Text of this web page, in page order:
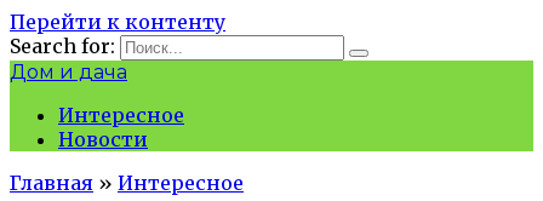
Перейти к контенту
Search for:
Дом и дача
Интересное
Новости
Главная » Интересное